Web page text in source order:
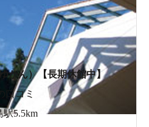
かん）【長期休館中】
口コミ
駅5.5km